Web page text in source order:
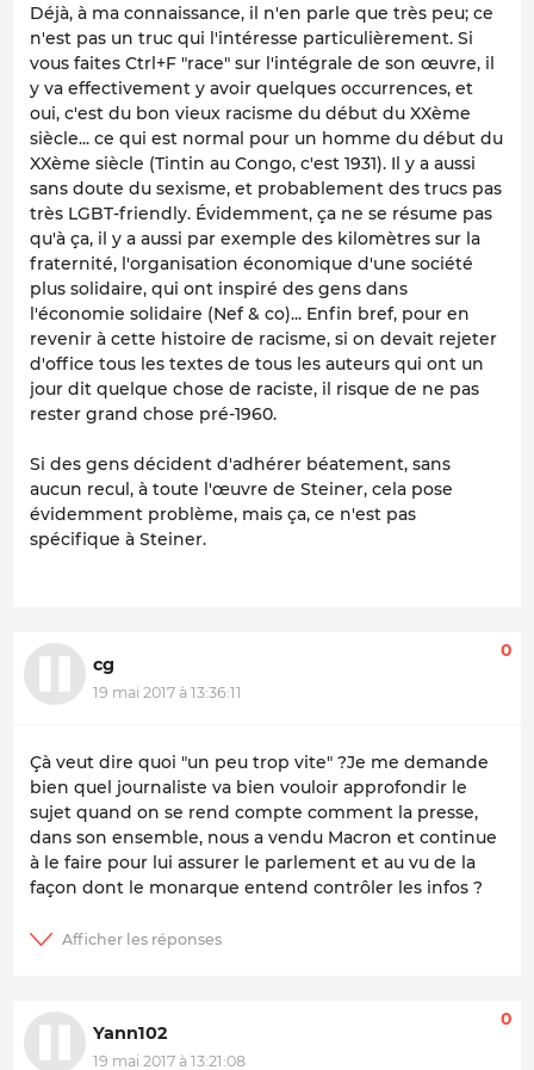
Déjà, à ma connaissance, il n'en parle que très peu; ce
n'est pas un truc qui l'intéresse particulièrement. Si
vous faites Ctrl+F "race" sur l'intégrale de son œuvre, il
y va effectivement y avoir quelques occurrences, et
oui, c'est du bon vieux racisme du début du XXème
siècle... ce qui est normal pour un homme du début du
XXème siècle (Tintin au Congo, c'est 1931). Il y a aussi
sans doute du sexisme, et probablement des trucs pas
très LGBT-friendly. Évidemment, ça ne se résume pas
qu'à ça, il y a aussi par exemple des kilomètres sur la
fraternité, l'organisation économique d'une société
plus solidaire, qui ont inspiré des gens dans
l'économie solidaire (Nef & co)... Enfin bref, pour en
revenir à cette histoire de racisme, si on devait rejeter
d'office tous les textes de tous les auteurs qui ont un
jour dit quelque chose de raciste, il risque de ne pas
rester grand chose pré-1960.
Si des gens décident d'adhérer béatement, sans
aucun recul, à toute l'œuvre de Steiner, cela pose
évidemment problème, mais ça, ce n'est pas
spécifique à Steiner.
cg
19 mai 2017 à 13:36:11
0
Çà veut dire quoi "un peu trop vite" ?Je me demande
bien quel journaliste va bien vouloir approfondir le
sujet quand on se rend compte comment la presse,
dans son ensemble, nous a vendu Macron et continue
à le faire pour lui assurer le parlement et au vu de la
façon dont le monarque entend contrôler les infos ?
Yann102
19 mai 2017 à 13:21:08
0